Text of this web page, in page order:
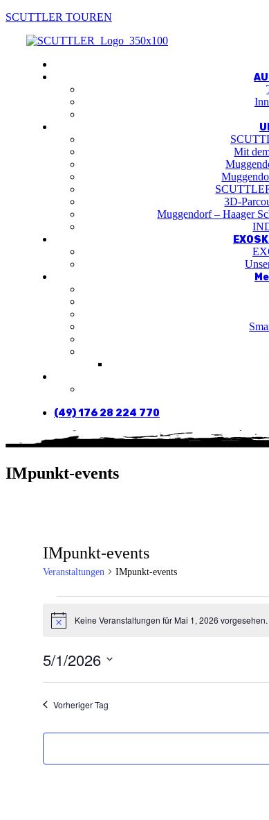
SCUTTLER TOUREN
Menu
Mit
3D-
Muggendorf – Haager
(49) 176 28 224 770
IMpunkt-events
IMpunkt-events
Veranstaltungen IMpunkt-events
für
1,
2026
HinweisKeine Veranstaltungen für Mai 1, 2026
5/1/2026
Vorheriger Tag